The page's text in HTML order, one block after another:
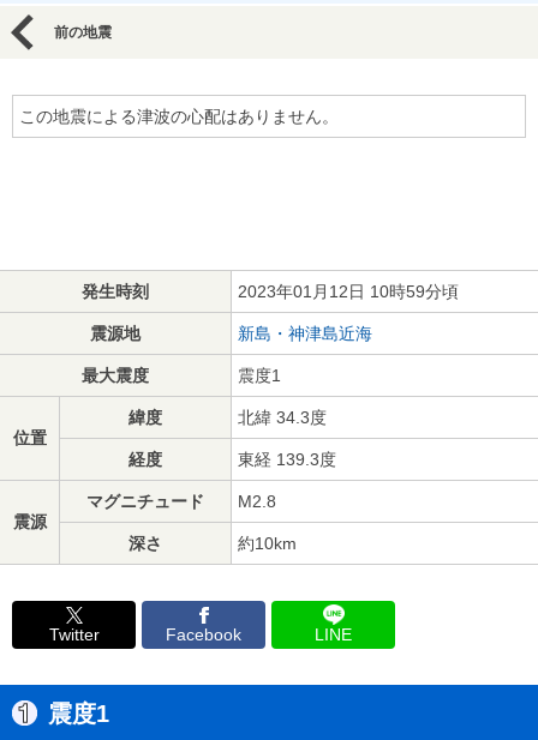
前の地震
この地震による津波の心配はありません。
発生時刻 2023年01月12日 10時59分頃
震源地 新島・神津島近海
最大震度 震度1
位置
緯度 北緯 34.3度
経度 東経 139.3度
震源
マグニチュード M2.8
深さ 約10km
Twitter Facebook LINE
震度1